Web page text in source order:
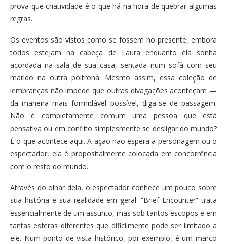
prova que criatividade é o que há na hora de quebrar algumas
regras.
Os eventos são vistos como se fossem no presente, embora
todos estejam na cabeça de Laura enquanto ela sonha
acordada na sala de sua casa, sentada num sofá com seu
marido na outra poltrona. Mesmo assim, essa coleção de
lembranças não impede que outras divagações aconteçam —
da maneira mais formidável possível, diga-se de passagem.
Não é completamente comum uma pessoa que está
pensativa ou em conflito simplesmente se desligar do mundo?
É o que acontece aqui. A ação não espera a personagem ou o
espectador, ela é propositalmente colocada em concorrência
com o resto do mundo.
Através do olhar dela, o espectador conhece um pouco sobre
sua história e sua realidade em geral. “Brief Encounter” trata
essencialmente de um assunto, mas sob tantos escopos e em
tantas esferas diferentes que dificilmente pode ser limitado a
ele. Num ponto de vista histórico, por exemplo, é um marco